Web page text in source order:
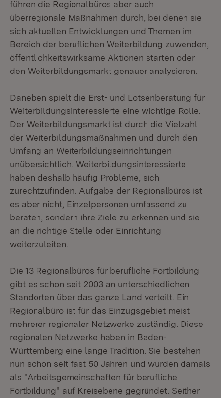
führen die Regionalbüros aber auch
überregionale Maßnahmen durch, bei denen sie
sich aktuellen Entwicklungen und Themen im
Bereich der beruflichen Weiterbildung zuwenden,
öffentlichkeitswirksame Aktionen starten oder
den Weiterbildungsmarkt genauer analysieren.
Daneben spielt die Erst- und Lotsenberatung für
Weiterbildungsinteressierte eine wichtige Rolle.
Der Weiterbildungsmarkt ist durch die Vielzahl
der Weiterbildungsmaßnahmen und durch den
Umfang an Weiterbildungseinrichtungen
unübersichtlich. Weiterbildungsinteressierte
haben deshalb häufig Probleme, sich
zurechtzufinden. Aufgabe der Regionalbüros ist
es aber nicht, Einzelpersonen umfassend zu
beraten, sondern ihre Ziele zu erkennen und sie
an die richtige Stelle oder Einrichtung
weiterzuleiten.
Die 13 Regionalbüros für berufliche Fortbildung
gibt es schon seit 2003 an unterschiedlichen
Standorten über das ganze Land verteilt. Ein
Regionalbüro ist für das Einzugsgebiet meist
mehrerer regionaler Netzwerke zuständig. Diese
regionalen Netzwerke haben in Baden-
Württemberg eine lange Tradition. Sie bestehen
nun schon seit fast 50 Jahren und wurden damals
als "Arbeitsgemeinschaften für berufliche
Fortbildung" auf Kreisebene gegründet. Seither